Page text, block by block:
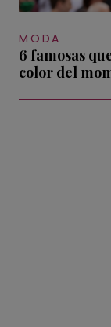
MODA
6 famosas
color del